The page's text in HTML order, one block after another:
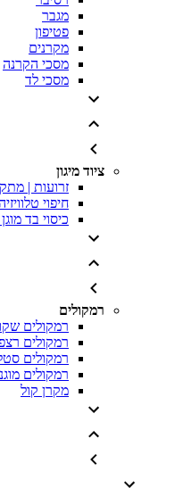
מגבר
פטיפון
מקרנים
מסכי הקרנה
מסכי לד
ציוד מיגון
זרועות |
חיפוי
כיסוי בד
רמקולים
רמקולים
רמקולים
רמקולים
רמקולים
מקרן קול